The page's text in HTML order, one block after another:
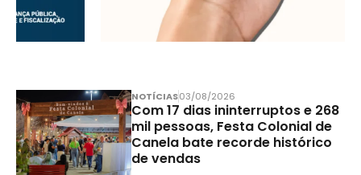
NOTÍCIAS03/08/2026
Com 17 dias ininterruptos e 268
mil pessoas, Festa Colonial de
Canela bate recorde histórico
de vendas